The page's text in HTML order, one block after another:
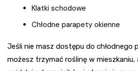
Klatki schodowe
Chłodne parapety okienne
Jeśli nie masz dostępu do chłodnego
możesz trzymać roślinę w mieszkaniu,